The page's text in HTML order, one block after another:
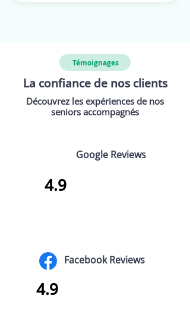
Témoignages
La confiance de nos clients
Découvrez les expériences de nos
seniors accompagnés
Google Reviews
4.9
Facebook Reviews
4.9